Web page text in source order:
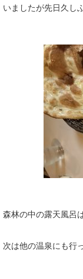
いましたが先日久し
森林の中の露天風呂
次は他の温泉にも行